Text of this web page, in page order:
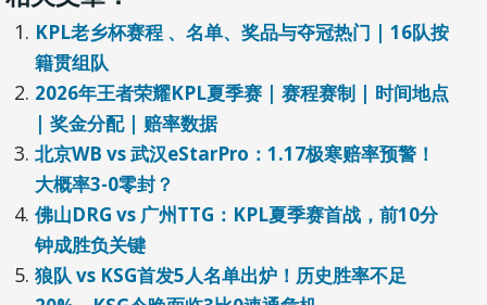
KPL老乡杯赛程 、名单、奖品与夺冠热门 | 16队按
籍贯组队
2026年王者荣耀KPL夏季赛 | 赛程赛制 | 时间地点
| 奖金分配 | 赔率数据
北京WB vs 武汉eStarPro：1.17极寒赔率预警！
大概率3-0零封？
佛山DRG vs 广州TTG：KPL夏季赛首战，前10分
钟成胜负关键
狼队 vs KSG首发5人名单出炉！历史胜率不足